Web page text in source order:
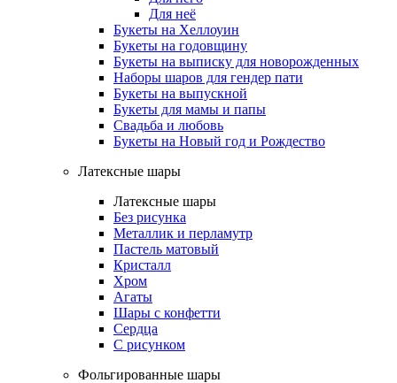
Для неё
Букеты на Хеллоуин
Букеты на годовщину
Букеты на выписку для новорожденных
Наборы шаров для гендер пати
Букеты на выпускной
Букеты для мамы и папы
Свадьба и любовь
Букеты на Новый год и Рождество
Латексные шары
Латексные шары
Без рисунка
Металлик и перламутр
Пастель матовый
Кристалл
Хром
Агаты
Шары с конфетти
Сердца
С рисунком
Фольгированные шары